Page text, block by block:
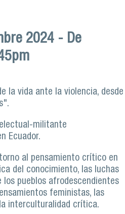
2024 - De
la vida ante la violencia, desde
militante
Ecuador.
al pensamiento crítico en
del conocimiento, las luchas
los pueblos afrodescendientes
feministas, las
interculturalidad crítica.